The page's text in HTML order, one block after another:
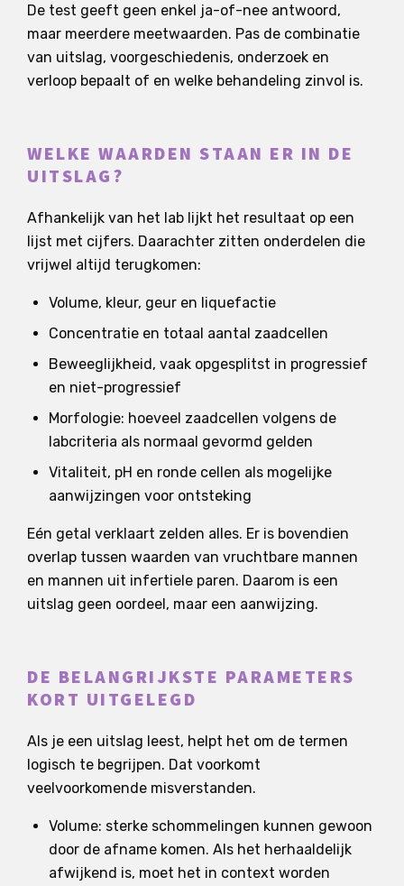
De test geeft geen enkel ja-of-nee antwoord,
maar meerdere meetwaarden. Pas de combinatie
van uitslag, voorgeschiedenis, onderzoek en
verloop bepaalt of en welke behandeling zinvol is.
WELKE WAARDEN STAAN ER IN DE
UITSLAG?
Afhankelijk van het lab lijkt het resultaat op een
lijst met cijfers. Daarachter zitten onderdelen die
vrijwel altijd terugkomen:
Volume, kleur, geur en liquefactie
Concentratie en totaal aantal zaadcellen
Beweeglijkheid, vaak opgesplitst in progressief
en niet-progressief
Morfologie: hoeveel zaadcellen volgens de
labcriteria als normaal gevormd gelden
Vitaliteit, pH en ronde cellen als mogelijke
aanwijzingen voor ontsteking
Eén getal verklaart zelden alles. Er is bovendien
overlap tussen waarden van vruchtbare mannen
en mannen uit infertiele paren. Daarom is een
uitslag geen oordeel, maar een aanwijzing.
DE BELANGRIJKSTE PARAMETERS
KORT UITGELEGD
Als je een uitslag leest, helpt het om de termen
logisch te begrijpen. Dat voorkomt
veelvoorkomende misverstanden.
Volume: sterke schommelingen kunnen gewoon
door de afname komen. Als het herhaaldelijk
afwijkend is, moet het in context worden